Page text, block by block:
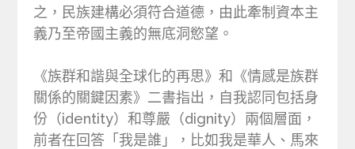
之，民族建構必須符合道德，由此牽制資本主
義乃至帝國主義的無底洞慾望。
《族群和諧與全球化的再思》和《情感是族群
關係的關鍵因素》二書指出，自我認同包括身
份（identity）和尊嚴（dignity）兩個層面，
前者在回答「我是誰」，比如我是華人、馬來